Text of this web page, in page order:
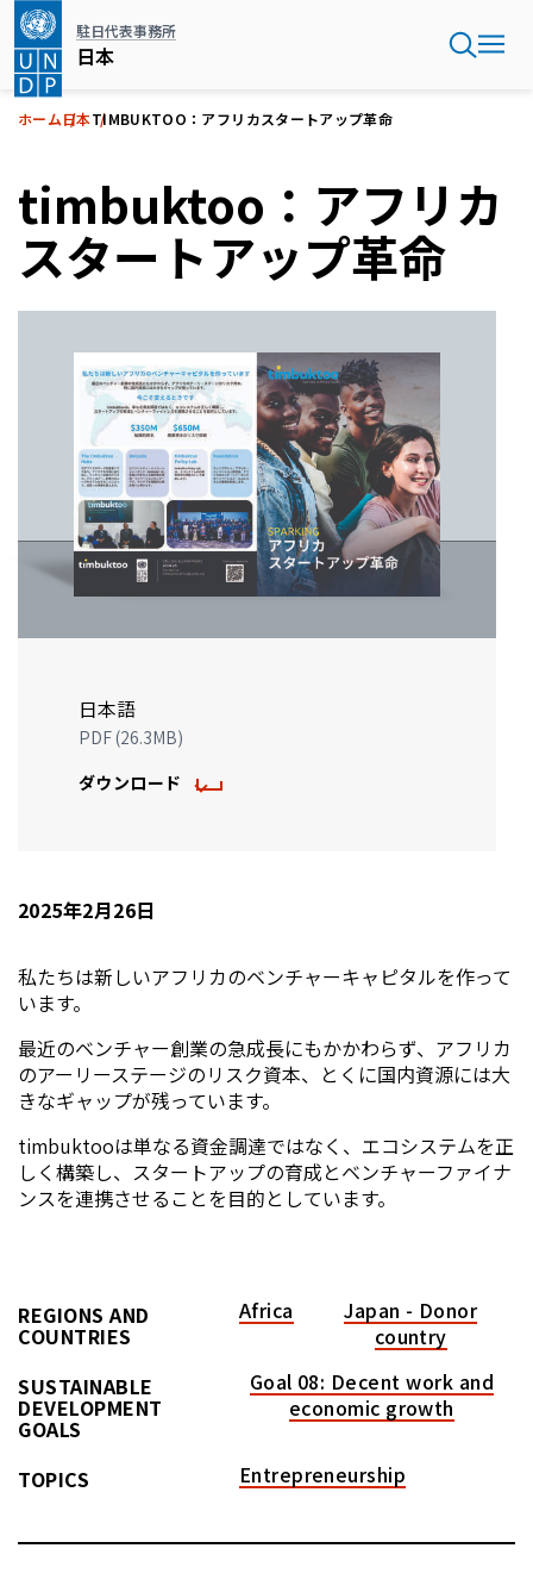
ン
コ
駐日代表事務所
日本
ホーム日本TIMBUKTOO：アフリカスタートアップ革命
timbuktoo：アフリカ
スタートアップ革命
日本語
PDF (26.3MB)
ダウンロード
2025年2月26日
私たちは新しいアフリカのベンチャーキャピタルを作って
います。
最近のベンチャー創業の急成長にもかかわらず、アフリカ
のアーリーステージのリスク資本、とくに国内資源には大
きなギャップが残っています。
timbuktooは単なる資金調達ではなく、エコシステムを正
しく構築し、スタートアップの育成とベンチャーファイナ
ンスを連携させることを目的としています。
REGIONS AND
COUNTRIES
Africa
Japan - Donor
country
SUSTAINABLE
DEVELOPMENT
GOALS
Goal 08: Decent work and
economic growth
TOPICS Entrepreneurship